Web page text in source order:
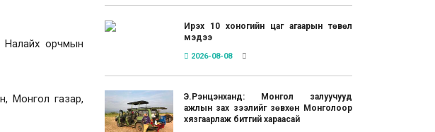
Налайх орчмын
Монгол газар,
Ирэх 10 хоногийн цаг агаарын төвөл
мэдээ
2026-08-08
Э.Рэнцэнханд: Монгол залуучууд
ажлын зах зээлийг зөвхөн Монголоор
хязгаарлаж битгий хараасай